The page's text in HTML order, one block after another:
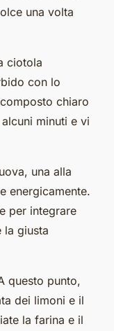
una volta
ciotola
con lo
chiaro
minuti e vi
una alla
energicamente.
per integrare
la giusta
questo punto,
dei limoni e il
la farina e il